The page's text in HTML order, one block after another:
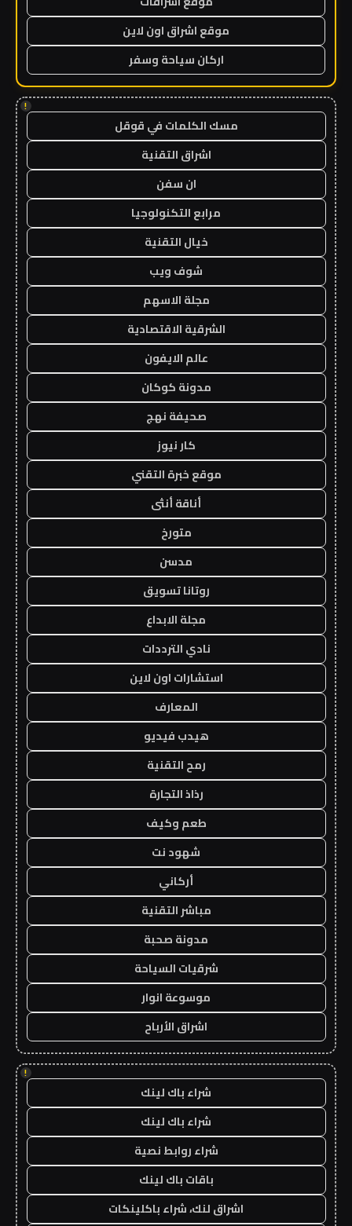
موقع اشراق اون لاين
اركان سياحة وسفر
!
مسك الكلمات في قوقل
اشراق التقنية
ان سفن
مرابع التكنولوجيا
خيال التقنية
شوف ويب
مجلة الاسهم
الشرقية الاقتصادية
عالم الايفون
مدونة كوكان
صحيفة نهج
كار نيوز
موقع خبرة التقني
أناقة أنثى
متورخ
مدسن
روتانا تسويق
مجلة الابداع
نادي الترددات
استشارات اون لاين
المعارف
هيدب فيديو
رمح التقنية
رذاذ التجارة
طعم وكيف
شهود نت
أركاني
مباشر التقنية
مدونة صحبة
شرقيات السياحة
موسوعة انوار
اشراق الأرباح
!
شراء باك لينك
شراء باك لينك
شراء روابط نصية
باقات باك لينك
اشراق لنك، شراء باكلينكات